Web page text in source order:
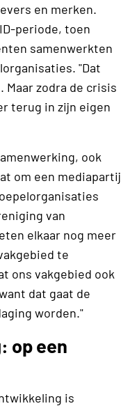
en merken.
periode, toen
samenwerkten
"Dat
zodra de crisis
terug in zijn eigen
ook
om een mediapartij
van
elkaar nog meer
te
ons vakgebied ook
dat gaat de
worden."
op een
is